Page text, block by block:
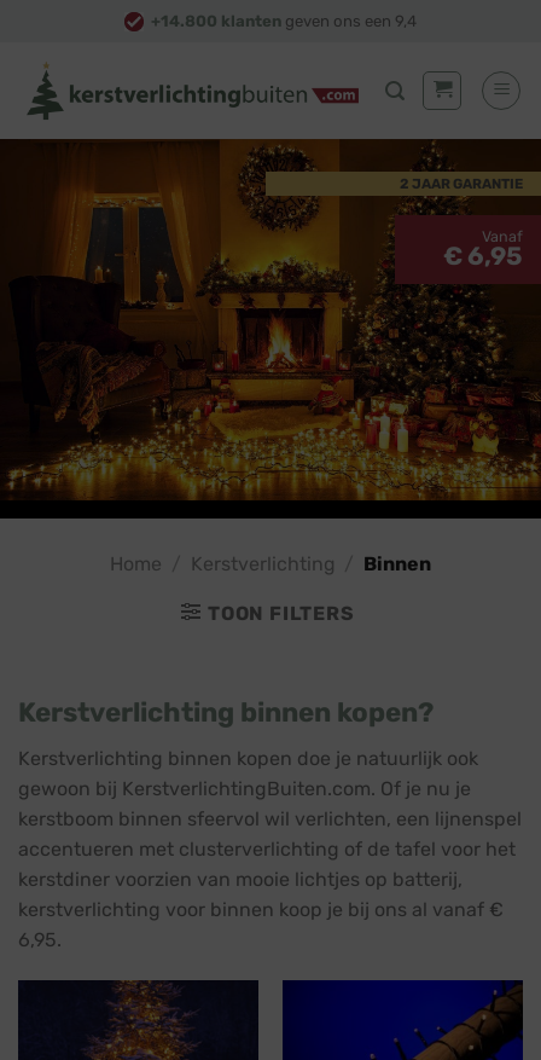
content
+14.800 klanten geven ons een 9,4
2 JAAR GARANTIE
Vanaf
€ 6,95
Home Kerstverlichting Binnen
TOON FILTERS
Kerstverlichting binnen kopen?
Kerstverlichting binnen kopen doe je natuurlijk ook
gewoon bij KerstverlichtingBuiten.com. Of je nu je
kerstboom binnen sfeervol wil verlichten, een lijnenspel
accentueren met clusterverlichting of de tafel voor het
kerstdiner voorzien van mooie lichtjes op batterij,
kerstverlichting voor binnen koop je bij ons al vanaf €
6,95.